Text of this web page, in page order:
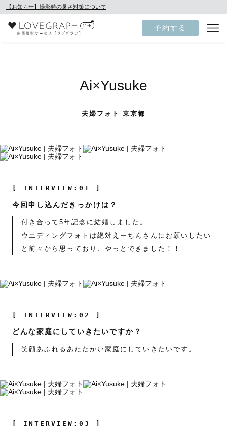
【お知らせ】撮影時の暑さ対策について
予約する
Ai×Yusuke
夫婦フォト 東京都
[ INTERVIEW:01 ]
今回申し込んだきっかけは？
付き合って5年記念に結婚しました。
ウエディングフォトは絶対えーちんさんにお願いしたい
と前々から思っており、やっとできました！！
[ INTERVIEW:02 ]
どんな家庭にしていきたいですか？
笑顔あふれるあたたかい家庭にしていきたいです。
[ INTERVIEW:03 ]